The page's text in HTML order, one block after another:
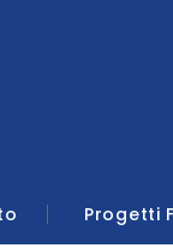
Progetti